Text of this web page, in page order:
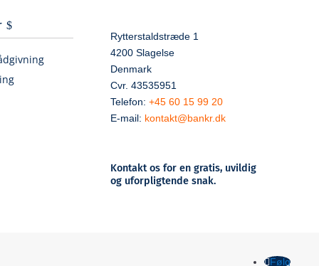
Rytterstaldstræde 1
4200 Slagelse
Denmark
Cvr. 43535951
Telefon: +45 60 15 99 20
E-mail: kontakt@bankr.dk
Kontakt os for en gratis, uvildig
og uforpligtende snak.
Følg